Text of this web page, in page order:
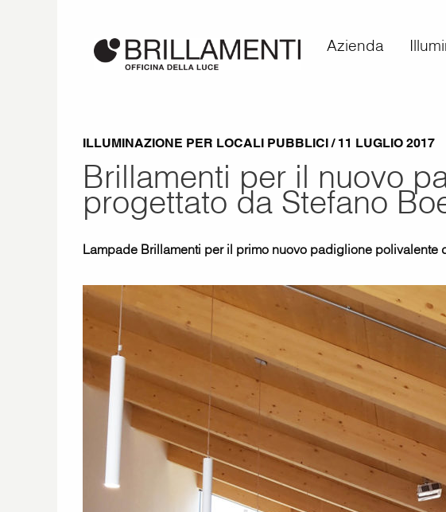
Azienda
ILLUMINAZIONE PER LOCALI PUBBLICI / 11 LUGLIO 2017
Brillamenti per il nuovo
progettato da Stefano
Lampade Brillamenti per il primo nuovo padiglione polivalente